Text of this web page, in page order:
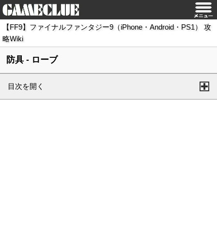
【FF9】ファイナルファンタジー9（iPhone・Android・PS1） 攻
略Wiki
防具 - ローブ
目次を開く